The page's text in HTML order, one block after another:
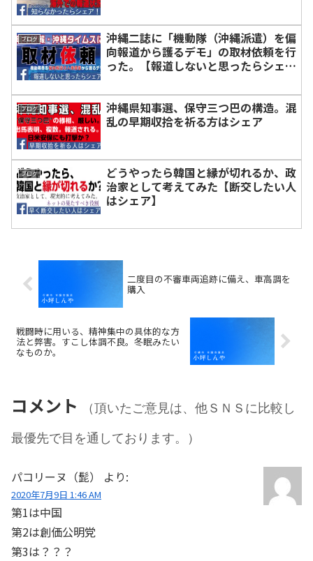
ブログ
沖縄二誌に「機動隊（沖縄派遣）を偏
向報道から護るデモ」の取材依頼を行
った。【報道しないと思ったらシェ
ブログ
沖縄県知事選、保守三つ巴の構造。混
乱の早期収拾を祈る方はシェア
ブログ
どうやったら韓国と縁が切れるか、政
治家として考えてみた【断交したい人
はシェア】
二度目の不審車両追跡に備え、車高調を
購入
戦闘時に用いる、精神集中の具体的な方
法と弊害。すこし体調不良。冬眠みたい
なものか。
コメント
（頂いたご意見は、他ＳＮＳに比較し
最優先で目を通しております。）
パコリーヌ（髭） より:
2020年7月9日 1:46 AM
第1は中国
第2は創価公明党
第3は？？？